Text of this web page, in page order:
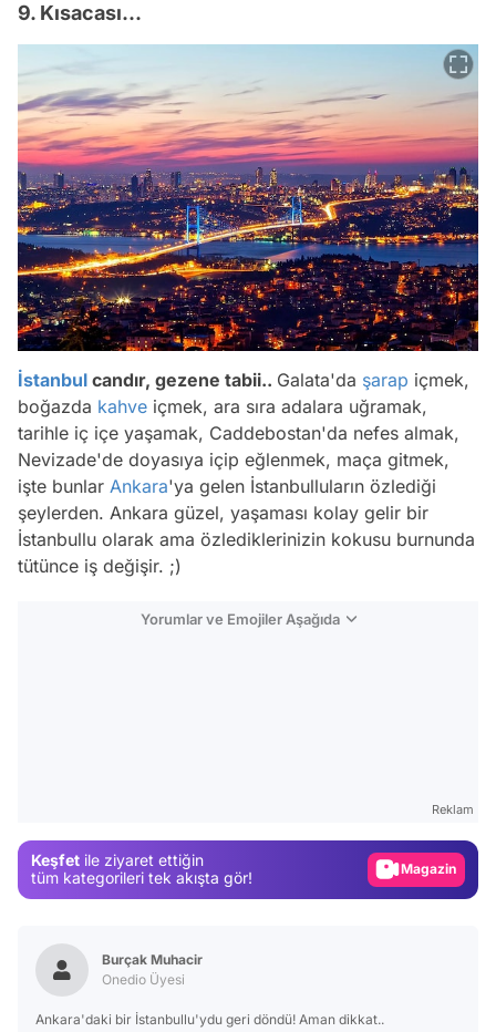
9. Kısacası...
İstanbul candır, gezene tabii.. Galata'da şarap içmek,
boğazda kahve içmek, ara sıra adalara uğramak,
tarihle iç içe yaşamak, Caddebostan'da nefes almak,
Nevizade'de doyasıya içip eğlenmek, maça gitmek,
işte bunlar Ankara'ya gelen İstanbulluların özlediği
şeylerden. Ankara güzel, yaşaması kolay gelir bir
İstanbullu olarak ama özlediklerinizin kokusu burnunda
tütünce iş değişir. ;)
Yorumlar ve Emojiler Aşağıda
Reklam
Keşfet ile ziyaret ettiğin
tüm kategorileri tek akışta gör!
Video
Burçak Muhacir
Onedio Üyesi
Ankara'daki bir İstanbullu'ydu geri döndü! Aman dikkat..